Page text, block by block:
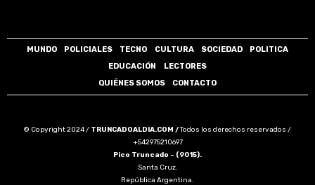
MUNDO POLICIALES TECNO CULTURA SOCIEDAD
POLITICA
EDUCACIÓN
LECTORES
QUIÉNES SOMOS
CONTACTO
© Copyright 2024 / TRUNCADOALDIA.COM /Todos los derechos reservados /
+542975210697
Pico Truncado - (9015).
Santa Cruz.
República Argentina.